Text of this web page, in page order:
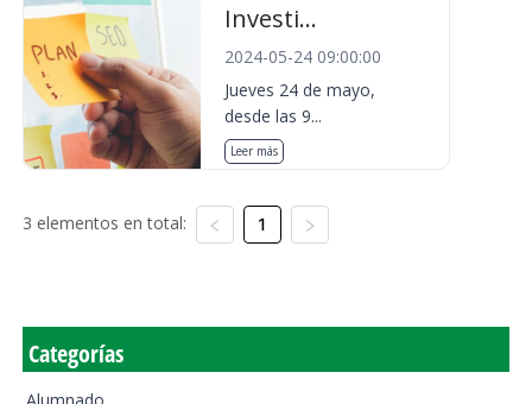
Investi...
2024-05-24 09:00:00
Jueves 24 de mayo,
desde las 9...
Leer más
3 elementos en total: 1
Categorías